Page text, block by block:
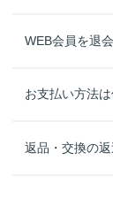
WEB会員を退
お支払い方法
返品・交換の